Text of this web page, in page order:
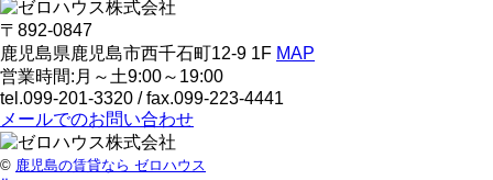
〒892-0847
鹿児島県鹿児島市西千石町12-9 1F MAP
営業時間:月～土9:00～19:00
tel.099-201-3320 / fax.099-223-4441
メールでのお問い合わせ
© 鹿児島の賃貸なら ゼロハウス